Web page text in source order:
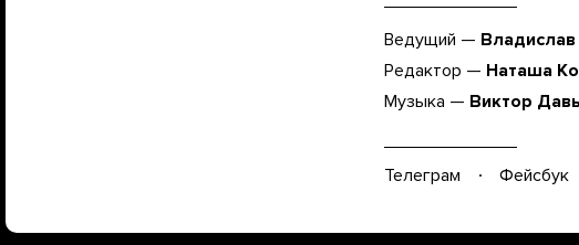
Ведущий — Владислав
Редактор — Наташа
Музыка — Виктор
Телеграм Фейсбук